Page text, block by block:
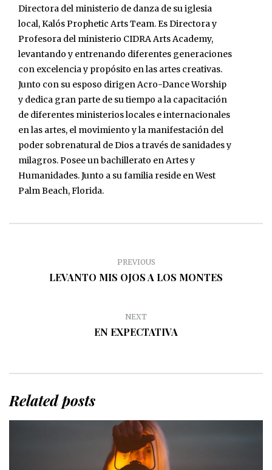
Directora del ministerio de danza de su iglesia
local, Kalós Prophetic Arts Team. Es Directora y
Profesora del ministerio CIDRA Arts Academy,
levantando y entrenando diferentes generaciones
con excelencia y propósito en las artes creativas.
Junto con su esposo dirigen Acro-Dance Worship
y dedica gran parte de su tiempo a la capacitación
de diferentes ministerios locales e internacionales
en las artes, el movimiento y la manifestación del
poder sobrenatural de Dios a través de sanidades y
milagros. Posee un bachillerato en Artes y
Humanidades. Junto a su familia reside en West
Palm Beach, Florida.
PREVIOUS
LEVANTO MIS OJOS A LOS MONTES
NEXT
EN EXPECTATIVA
Related posts